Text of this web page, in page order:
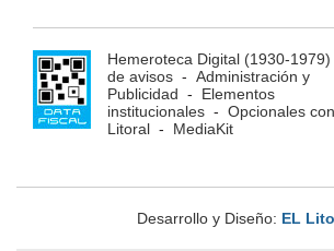
Hemeroteca Digital (1930-1979)
de avisos - Administración y
Publicidad - Elementos
institucionales - Opcionales
Litoral - MediaKit
Desarrollo y Diseño: EL